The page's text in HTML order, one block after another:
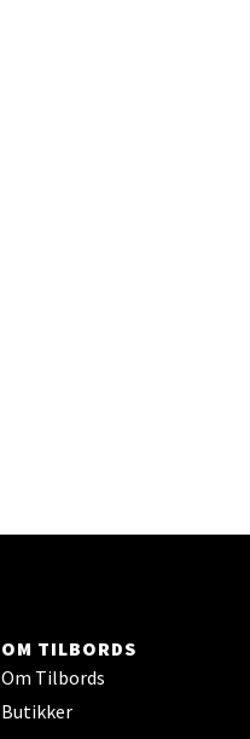
OM TILBORDS
Om Tilbords
Butikker